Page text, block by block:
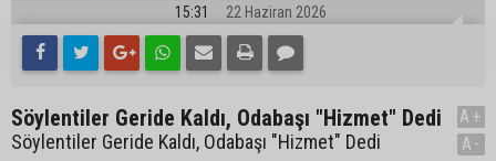
15:31 22 Haziran 2026
Söylentiler Geride Kaldı, Odabaşı "Hizmet" Dedi
Söylentiler Geride Kaldı, Odabaşı "Hizmet" Dedi
A+
A-